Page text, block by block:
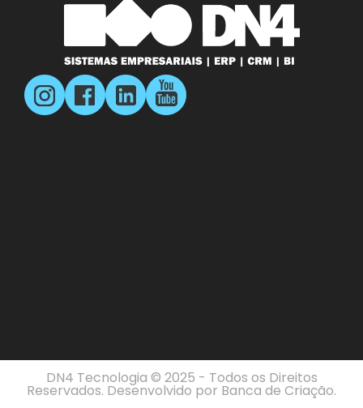
DN4 Tecnologia © 2025 - Todos os Direitos
Reservados. Desenvolvido por Banca de Criação.